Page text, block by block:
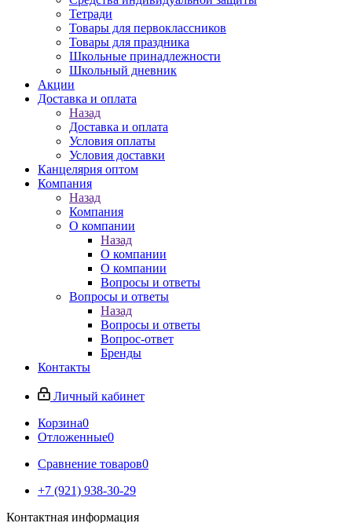
Тетради
Товары для первоклассников
Товары для праздника
Школьные принадлежности
Школьный дневник
Акции
Доставка и оплата
Назад
Доставка и оплата
Условия оплаты
Условия доставки
Канцелярия оптом
Компания
Назад
Компания
О компании
Назад
О компании
О компании
Вопросы и ответы
Вопросы и ответы
Назад
Вопросы и ответы
Вопрос-ответ
Бренды
Контакты
Личный кабинет
Корзина0
Отложенные0
Сравнение товаров0
+7 (921) 938-30-29
Контактная информация